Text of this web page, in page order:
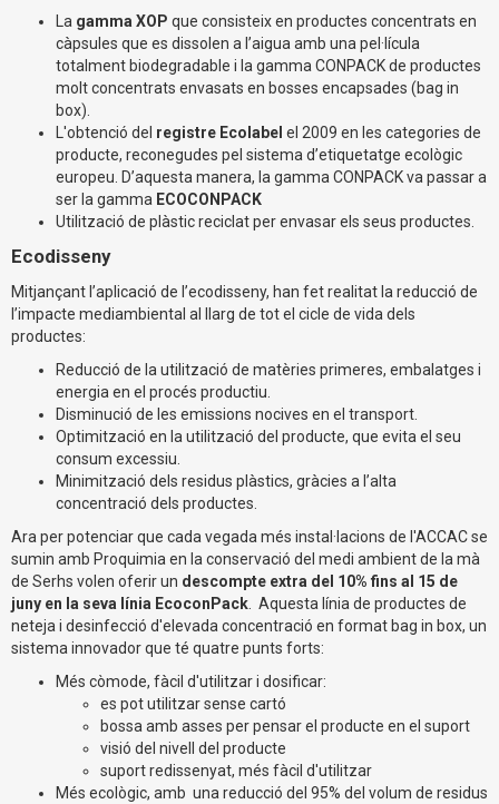
La gamma XOP que consisteix en productes concentrats en
càpsules que es dissolen a l’aigua amb una pel·lícula
totalment biodegradable i la gamma CONPACK de productes
molt concentrats envasats en bosses encapsades (bag in
box).
L'obtenció del registre Ecolabel el 2009 en les categories de
producte, reconegudes pel sistema d’etiquetatge ecològic
europeu. D’aquesta manera, la gamma CONPACK va passar a
ser la gamma ECOCONPACK
Utilització de plàstic reciclat per envasar els seus productes.
Ecodisseny
Mitjançant l’aplicació de l’ecodisseny, han fet realitat la reducció de
l’impacte mediambiental al llarg de tot el cicle de vida dels
productes:
Reducció de la utilització de matèries primeres, embalatges i
energia en el procés productiu.
Disminució de les emissions nocives en el transport.
Optimització en la utilització del producte, que evita el seu
consum excessiu.
Minimització dels residus plàstics, gràcies a l’alta
concentració dels productes.
Ara per potenciar que cada vegada més instal·lacions de l'ACCAC se
sumin amb Proquimia en la conservació del medi ambient de la mà
de Serhs volen oferir un descompte extra del 10% fins al 15 de
juny en la seva línia EcoconPack . Aquesta línia de productes de
neteja i desinfecció d'elevada concentració en format bag in box, un
sistema innovador que té quatre punts forts:
Més còmode, fàcil d'utilitzar i dosificar:
es pot utilitzar sense cartó
bossa amb asses per pensar el producte en el suport
visió del nivell del producte
suport redissenyat, més fàcil d'utilitzar
Més ecològic, amb una reducció del 95% del volum de residus